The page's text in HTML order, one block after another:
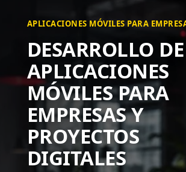
APLICACIONES MÓVILES PARA
DESARROLLO DE
APLICACIONES
MÓVILES PARA
EMPRESAS Y
PROYECTOS
DIGITALES